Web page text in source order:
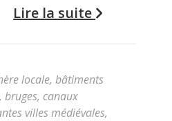
Lire la suite
locale, bâtiments
, bruges, canaux
villes médiévales,